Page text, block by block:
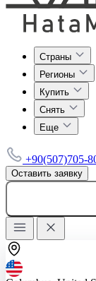
Страны
Регионы
Купить
Снять
Еще
+90(507)705-
Оставить заявку